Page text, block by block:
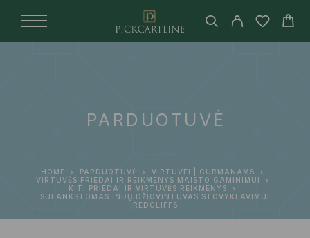
PARDUOTUVĖ
HOME PARDUOTUVĖ
VIRTUVEI | GURMANAMS
VIRTUVĖS PRIEDAI IR REIKMENYS MAISTO GAMINIMUI
KITI PRIEDAI IR VIRTUVĖS REIKMENYS
SULANKSTOMAS INDŲ DŽIOVINTUVAS STOVYKLAVIMUI
REDCLIFFS